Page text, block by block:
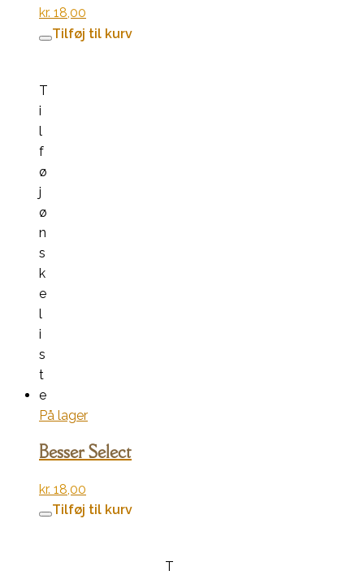
kr. 18,00
Tilføj til kurv
T
i
l
f
ø
j
ø
n
s
k
e
l
i
s
t
e
På lager
Besser Select
kr. 18,00
Tilføj til kurv
T